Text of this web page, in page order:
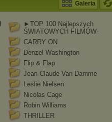
Galeria
►TOP 100 Najlepszych
ŚWIATOWYCH FILMÓW-
CARRY ON
Denzel Washington
Flip & Flap
Jean-Claude Van Damme
Leslie Nielsen
Nicolas Cage
Robin Williams
THRILLER